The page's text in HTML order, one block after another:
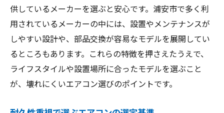
供しているメーカーを選ぶと安心です。浦安市で多く利
用されているメーカーの中には、設置やメンテナンスが
しやすい設計や、部品交換が容易なモデルを展開してい
るところもあります。これらの特徴を押さえたうえで、
ライフスタイルや設置場所に合ったモデルを選ぶこと
が、壊れにくいエアコン選びのポイントです。